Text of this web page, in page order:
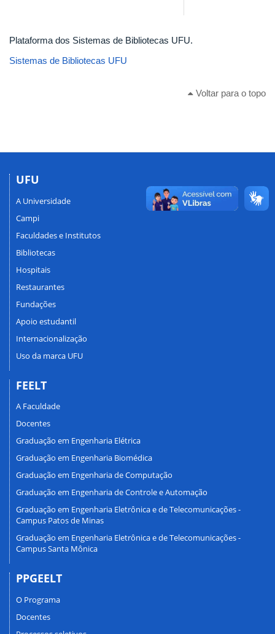
Plataforma dos Sistemas de Bibliotecas UFU.
Sistemas de Bibliotecas UFU
Voltar para o topo
UFU
A Universidade
Campi
Faculdades e Institutos
Bibliotecas
Hospitais
Restaurantes
Fundações
Apoio estudantil
Internacionalização
Uso da marca UFU
FEELT
A Faculdade
Docentes
Graduação em Engenharia Elétrica
Graduação em Engenharia Biomédica
Graduação em Engenharia de Computação
Graduação em Engenharia de Controle e Automação
Graduação em Engenharia Eletrônica e de Telecomunicações -
Campus Patos de Minas
Graduação em Engenharia Eletrônica e de Telecomunicações -
Campus Santa Mônica
PPGEELT
O Programa
Docentes